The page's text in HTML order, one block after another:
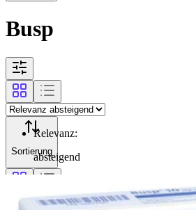
Busp
Sortierung
Relevanz:
absteigend